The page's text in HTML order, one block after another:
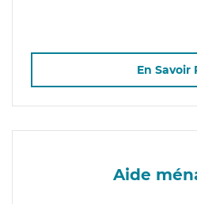
En Savoir
Aide